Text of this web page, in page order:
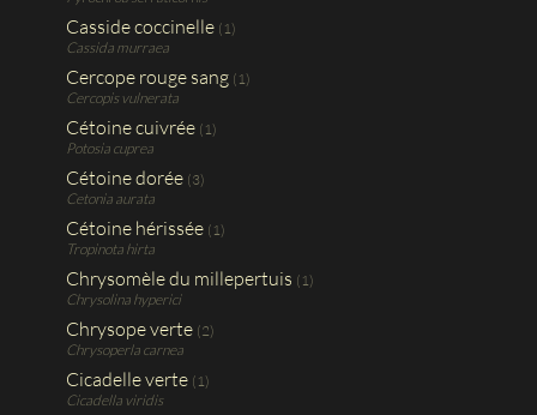
Casside coccinelle (1)
Cassida murraea
Cercope rouge sang (1)
Cercopis vulnerata
Cétoine cuivrée (1)
Potosia cuprea
Cétoine dorée (3)
Cetonia aurata
Cétoine hérissée (1)
Tropinota hirta
Chrysomèle du millepertuis (1)
Chrysolina hyperici
Chrysope verte (2)
Chrysoperla carnea
Cicadelle verte (1)
Cicadella viridis